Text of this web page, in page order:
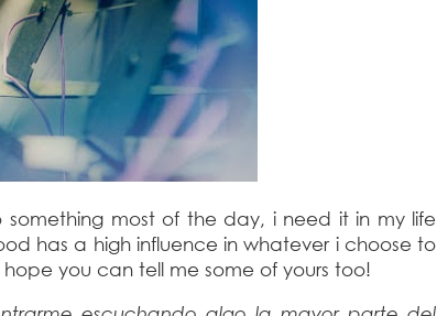
most of the day, i need it in my life
has a high influence in whatever i choose to
you can tell me some of yours too!